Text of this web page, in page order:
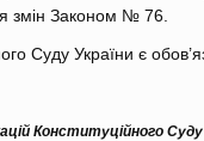
змін Законом № 76.
Суду України є
Конституційного